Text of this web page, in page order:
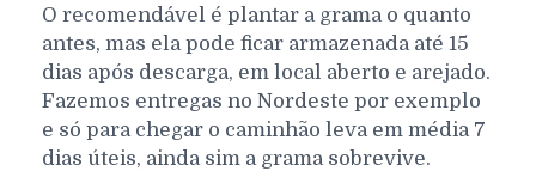
O recomendável é plantar a grama o quanto
antes, mas ela pode ficar armazenada até 15
dias após descarga, em local aberto e arejado.
Fazemos entregas no Nordeste por exemplo
e só para chegar o caminhão leva em média 7
dias úteis, ainda sim a grama sobrevive.